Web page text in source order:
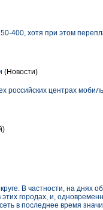
400, хотя при этом
(Новости)
российских центрах
В частности, на днях
городах, и,
в последнее время